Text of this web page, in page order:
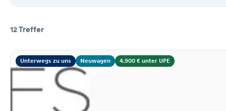
12 Treffer
Suchergebnisse
Unterwegs zu uns Neuwagen 4.900 € unter UPE